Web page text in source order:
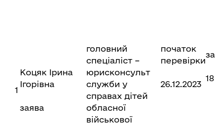
1
Коцяк Ірина
Ігорівна
заява
головний
спеціаліст –
юрисконсульт
служби у
справах дітей
обласної
військової
початок
перевірки
26.12.2023